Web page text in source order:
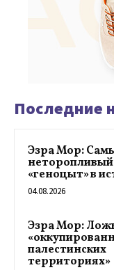
Последние
Эзра Мор:
неторопливый
«геноцыт» в
04.08.2026
Эзра Мор:
палестинских
территориях»